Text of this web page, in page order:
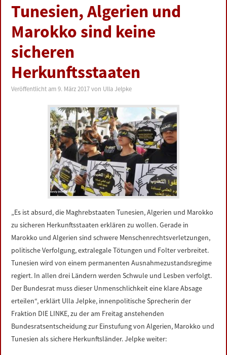
Tunesien, Algerien und
Marokko sind keine
sicheren
Herkunftsstaaten
Veröffentlicht am9. März 2017 von Ulla Jelpke
„Es ist absurd, die Maghrebstaaten Tunesien, Algerien und Marokko
zu sicheren Herkunftsstaaten erklären zu wollen. Gerade in
Marokko und Algerien sind schwere Menschenrechtsverletzungen,
politische Verfolgung, extralegale Tötungen und Folter verbreitet.
Tunesien wird von einem permanenten Ausnahmezustandsregime
regiert. In allen drei Ländern werden Schwule und Lesben verfolgt.
Der Bundesrat muss dieser Unmenschlichkeit eine klare Absage
erteilen“, erklärt Ulla Jelpke, innenpolitische Sprecherin der
Fraktion DIE LINKE, zu der am Freitag anstehenden
Bundesratsentscheidung zur Einstufung von Algerien, Marokko und
Tunesien als sichere Herkunftsländer. Jelpke weiter: